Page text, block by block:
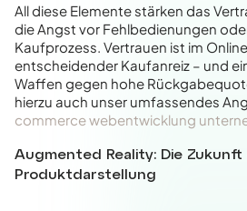
All diese Elemente stärken das
die Angst vor Fehlbedienungen
Kaufprozess. Vertrauen ist im
entscheidender Kaufanreiz – und
Waffen gegen hohe
hierzu auch unser umfassendes
commerce webentwicklung
Augmented Reality: Die Zukunft
Produktdarstellung